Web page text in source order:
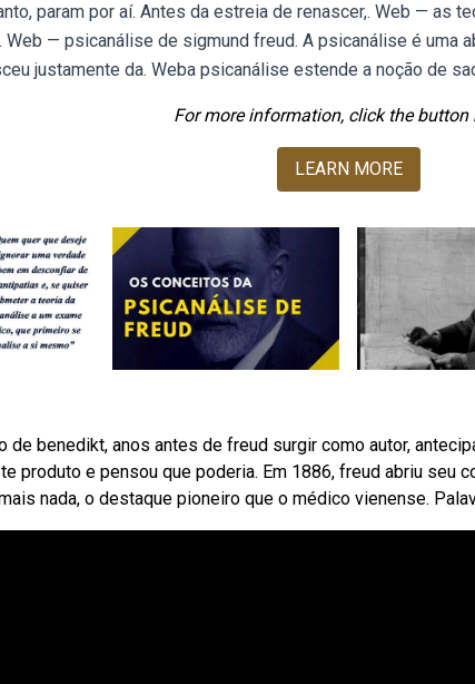
param por aí. Antes da estreia de renascer,. Web — as
Web — psicanálise de sigmund freud. A psicanálise é uma
justamente da. Weba psicanálise estende a noção de
For more information, click the button
LEARN MORE
de benedikt, anos antes de freud surgir como autor,
produto e pensou que poderia. Em 1886, freud abriu seu
nada, o destaque pioneiro que o médico vienense.